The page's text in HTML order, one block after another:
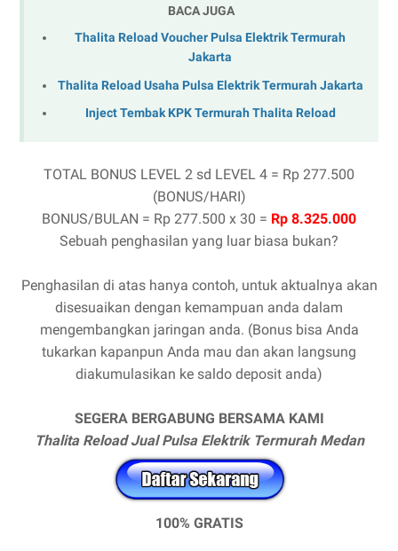
BACA JUGA
Thalita Reload Voucher Pulsa Elektrik Termurah
Jakarta
Thalita Reload Usaha Pulsa Elektrik Termurah Jakarta
Inject Tembak KPK Termurah Thalita Reload
TOTAL BONUS LEVEL 2 sd LEVEL 4 = Rp 277.500
(BONUS/HARI)
BONUS/BULAN = Rp 277.500 x 30 = Rp 8.325.000
Sebuah penghasilan yang luar biasa bukan?
Penghasilan di atas hanya contoh, untuk aktualnya akan
disesuaikan dengan kemampuan anda dalam
mengembangkan jaringan anda. (Bonus bisa Anda
tukarkan kapanpun Anda mau dan akan langsung
diakumulasikan ke saldo deposit anda)
SEGERA BERGABUNG BERSAMA KAMI
Thalita Reload Jual Pulsa Elektrik Termurah Medan
100% GRATIS